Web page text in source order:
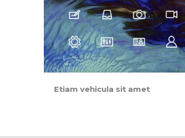
Etiam vehicula sit amet